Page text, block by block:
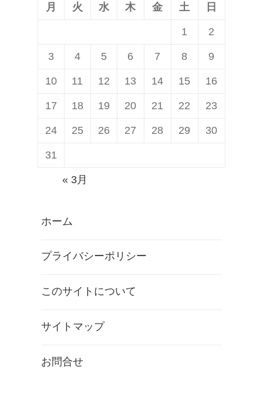
月 火 水 木 金 土 日
1 2
3 4 5 6 7 8 9
10 11 12 13 14 15 16
17 18 19 20 21 22 23
24 25 26 27 28 29 30
31
« 3月
ホーム
プライバシーポリシー
このサイトについて
サイトマップ
お問合せ